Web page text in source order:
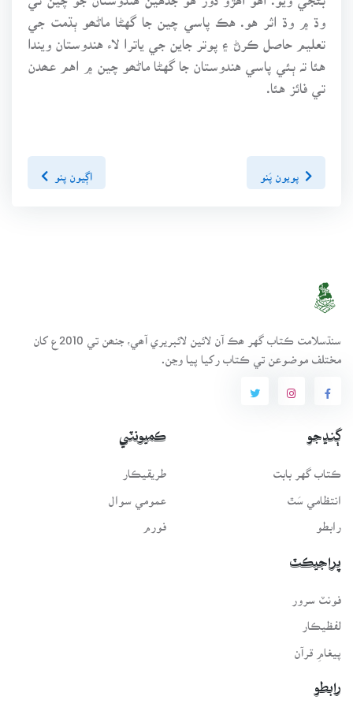
وڌ ۾ وڌ اثر هو. هڪ پاسي چين جا گهڻا ماڻھو ٻڌمت جي
تعليم حاصل ڪرڻ ۽ پوتر جاين جي ياترا لاء هندوستان ويندا
هئا تہ ٻئي پاسي هندوستان جا گهڻا ماڻھو چين ۾ اهم عھدن
تي فائز هئا.
پويون پَنو اڳيون پنو
سنڌسلامت ڪتاب گهر ھڪ آن لائين لائبريري آھي، جنھن تي 2010ع کان
مختلف موضوعن تي ڪتاب رکيا پيا وڃن.
ڳنڍجو
ڪتاب گهر بابت
انتظامي سَٿ
رابطو
ڪميونٽي
طريقيڪار
عمومي سوال
فورم
پراجيڪٽ
لفظيڪار
پيغامِ قرآن
رابطو